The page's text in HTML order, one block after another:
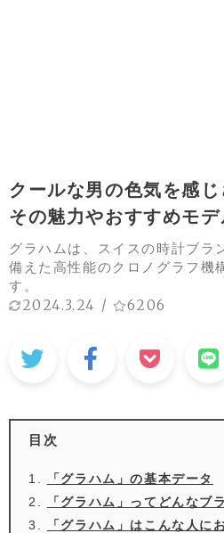
クールな男の色気を感じ
その魅力やおすすめモデ
グラハムは、スイスの時計ブラ
備えた高性能のクロノグラフ機
す。
2024.3.24 / 6206
目次
「グラハム」の基本データ
「グラハム」ってどんなブ
「グラハム」はこんな人に